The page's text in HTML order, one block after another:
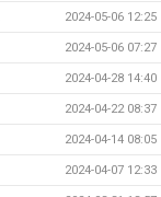
2024-05-06 12:25
2024-05-06 07:27
2024-04-28 14:40
2024-04-22 08:37
2024-04-14 08:05
2024-04-07 12:33